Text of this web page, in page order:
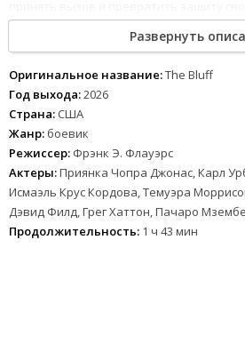
показательную казнь для непрошеных
Фильм демонстрирует яростную
хранительницы очага она вновь
преступного мира, чтобы выжить.
хитрость и грубую силу, она начинает
история о том, что от прошлого
можно победить, если ты готова пойти
тех, кого любишь. Зрителя ждет
высоки как никогда, а цена поражения —
Развернуть
Оригинальное название:The Bluff
Год выхода:2026
Страна: США
Жанр: боевик
Режиссер: Фрэнк Э. Флауэрс
Актеры:Приянка Чопра Джонас, Карл
Исмаэль Крус Кордова, Темуэра
Дэвид Филд, Грег Хаттон, Пачаро
Продолжительность: 1 ч 43 мин